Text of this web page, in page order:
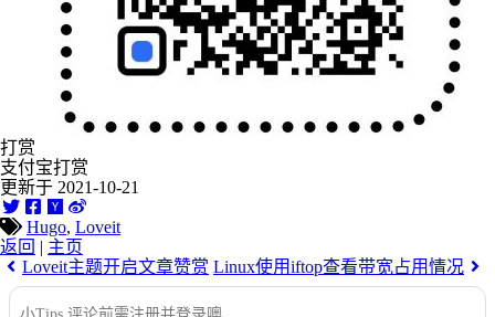
打赏
支付宝打赏
更新于 2021-10-21
Hugo, Loveit
返回 | 主页
Loveit主题开启文章赞赏 Linux使用iftop查看带宽占用情况